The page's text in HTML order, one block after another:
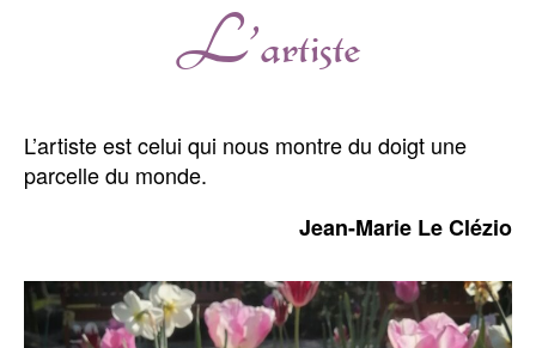
L’artiste
L’artiste est celui qui nous montre du doigt une
parcelle du monde.
Jean-Marie Le Clézio